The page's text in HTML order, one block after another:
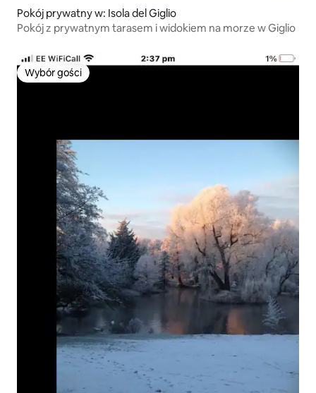
Pokój prywatny w: Isola del Giglio
Pokój z prywatnym tarasem i widokiem na morze w Giglio
Wybór gości
Wybór gości